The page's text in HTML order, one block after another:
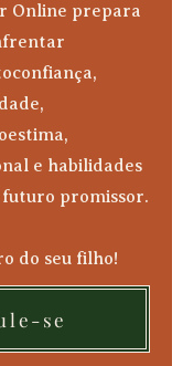
Online prepara
e habilidades
futuro promissor.
do seu filho!
se